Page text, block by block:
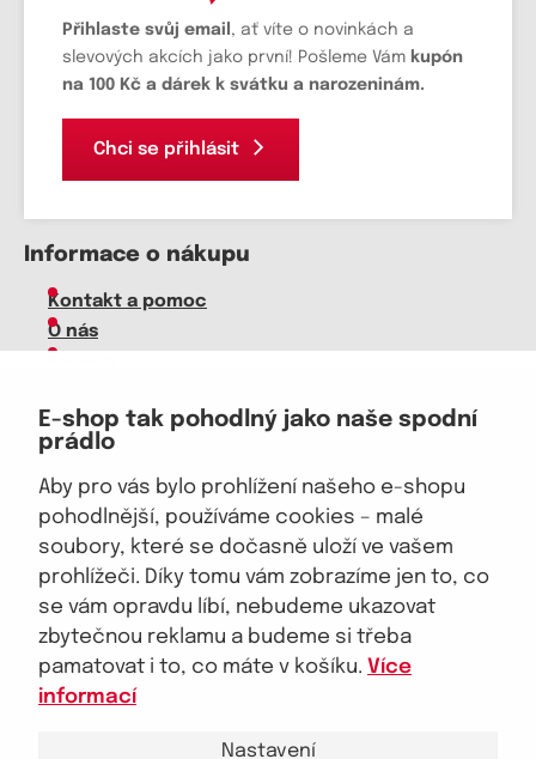
E-shop tak pohodlný jako naše spodní
prádlo
Aby pro vás bylo prohlížení našeho e-shopu
pohodlnější, používáme cookies – malé
soubory, které se dočasně uloží ve vašem
prohlížeči. Díky tomu vám zobrazíme jen to, co
se vám opravdu líbí, nebudeme ukazovat
zbytečnou reklamu a budeme si třeba
pamatovat i to, co máte v košíku. Více
informací
Nastavení
Přihlaste svůj email , ať víte o novinkách a
slevových akcích jako první! Pošleme Vám kupón
na 100 Kč a dárek k svátku a narozeninám.
Chci se přihlásit
Informace o nákupu
Kontakt a pomoc
O nás
Velkoobchod
Vrácení zboží, reklamace
Obchodní podmínky
Průvodce spokojené ženy
Staňte se naším fanouškem
Jsme důvěryhodný obchod